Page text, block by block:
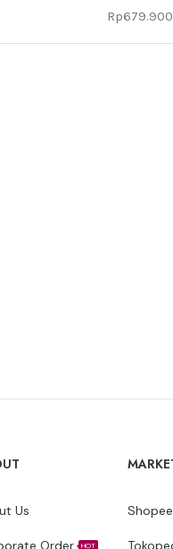
Rp679.900
Us
Order HOT
Shopee